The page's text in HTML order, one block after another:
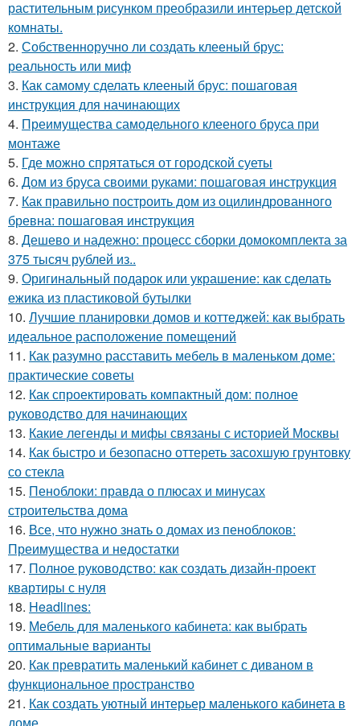
растительным рисунком преобразили интерьер детской
комнаты.
2. Собственноручно ли создать клееный брус:
реальность или миф
3. Как самому сделать клееный брус: пошаговая
инструкция для начинающих
4. Преимущества самодельного клееного бруса при
монтаже
5. Где можно спрятаться от городской суеты
6. Дом из бруса своими руками: пошаговая инструкция
7. Как правильно построить дом из оцилиндрованного
бревна: пошаговая инструкция
8. Дешево и надежно: процесс сборки домокомплекта за
375 тысяч рублей из..
9. Оригинальный подарок или украшение: как сделать
ежика из пластиковой бутылки
10. Лучшие планировки домов и коттеджей: как выбрать
идеальное расположение помещений
11. Как разумно расставить мебель в маленьком доме:
практические советы
12. Как спроектировать компактный дом: полное
руководство для начинающих
13. Какие легенды и мифы связаны с историей Москвы
14. Как быстро и безопасно оттереть засохшую грунтовку
со стекла
15. Пеноблоки: правда о плюсах и минусах
строительства дома
16. Все, что нужно знать о домах из пеноблоков:
Преимущества и недостатки
17. Полное руководство: как создать дизайн-проект
квартиры с нуля
18. Headlines:
19. Мебель для маленького кабинета: как выбрать
оптимальные варианты
20. Как превратить маленький кабинет с диваном в
функциональное пространство
21. Как создать уютный интерьер маленького кабинета в